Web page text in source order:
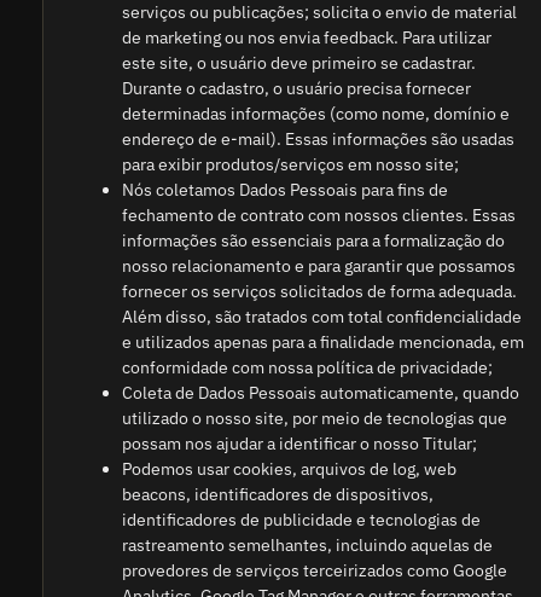
serviços ou publicações; solicita o envio de material
de marketing ou nos envia feedback. Para utilizar
este site, o usuário deve primeiro se cadastrar.
Durante o cadastro, o usuário precisa fornecer
determinadas informações (como nome, domínio e
endereço de e-mail). Essas informações são usadas
para exibir produtos/serviços em nosso site;
Nós coletamos Dados Pessoais para fins de
fechamento de contrato com nossos clientes. Essas
informações são essenciais para a formalização do
nosso relacionamento e para garantir que possamos
fornecer os serviços solicitados de forma adequada.
Além disso, são tratados com total confidencialidade
e utilizados apenas para a finalidade mencionada, em
conformidade com nossa política de privacidade;
Coleta de Dados Pessoais automaticamente, quando
utilizado o nosso site, por meio de tecnologias que
possam nos ajudar a identificar o nosso Titular;
Podemos usar cookies, arquivos de log, web
beacons, identificadores de dispositivos,
identificadores de publicidade e tecnologias de
rastreamento semelhantes, incluindo aquelas de
provedores de serviços terceirizados como Google